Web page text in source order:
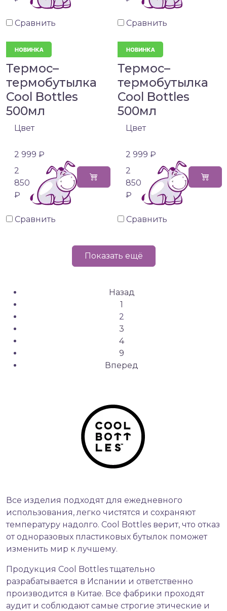
Сравнить Сравнить
Термос–
термобутылка
Cool Bottles
500мл
Цвет
2 999 ₽
2
850
₽
Сравнить
Термос–
термобутылка
Cool Bottles
500мл
Цвет
2 999 ₽
2
850
₽
Сравнить
Показать ещё
Назад
1
2
3
4
9
Вперед
Все изделия подходят для ежедневного
использования, легко чистятся и сохраняют
температуру надолго. Cool Bottles верит, что отказ
от одноразовых пластиковых бутылок поможет
изменить мир к лучшему.
Продукция Cool Bottles тщательно
разрабатывается в Испании и ответственно
производится в Китае. Все фабрики проходят
аудит и соблюдают самые строгие этические и